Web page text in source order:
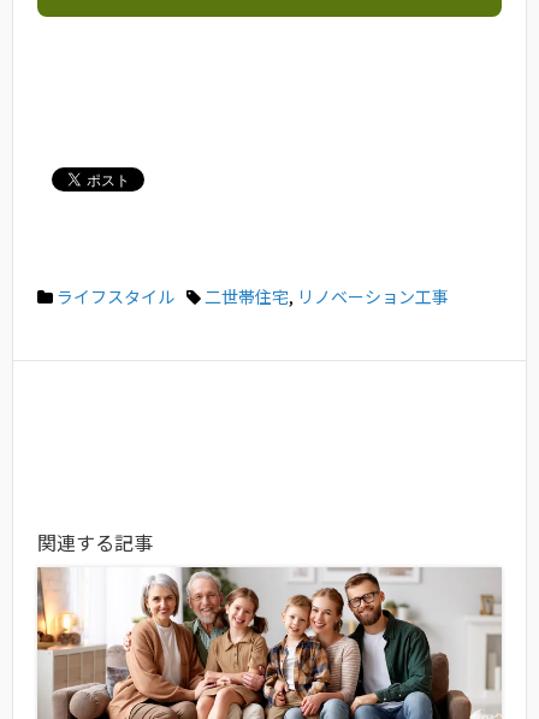
ライフスタイル 二世帯住宅, リノベーション工事
関連する記事